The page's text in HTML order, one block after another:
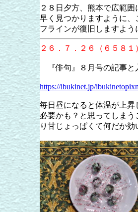
２８日夕方、熊本で広範
早く見つかりますように
フラインが復旧しますよ
２６．７．２６（６５８１）
『俳句』８月号の記事と
https://ibukinet.jp/
毎日昼になると体温が上
必要かも？と思ってしま
り甘じょっぱくて何だか